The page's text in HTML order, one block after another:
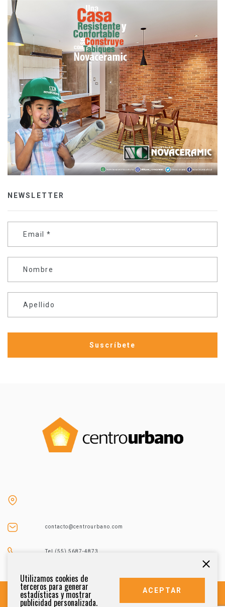
NEWSLETTER
Email *
Nombre
Apellido
contacto@centrourbano.com
Tel (55) 5687-4873
Utilizamos cookies de
terceros para generar
estadísticas y mostrar
publicidad personalizada.
ACEPTAR